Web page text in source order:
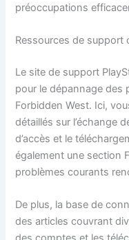
préoccupations
Ressources de support
Le site de support
pour le dépannage des
Forbidden West. Ici,
détaillés sur l’échange
d’accès et le
également une section
problèmes courants
De plus, la base de
des articles couvrant